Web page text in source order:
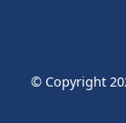
© Copyright